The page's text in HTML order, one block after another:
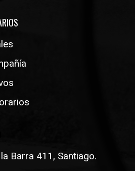
Barra 411, Santiago.